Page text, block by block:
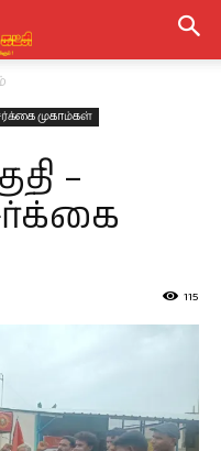
முகாம்கள்
–
115